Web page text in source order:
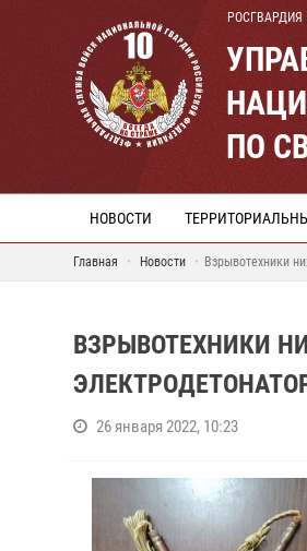
РОСГВАРДИЯ
ПО
НОВОСТИ
Главная Новости Взрывотехники
ВЗРЫВОТЕХНИКИ
26 января 2022, 10:23